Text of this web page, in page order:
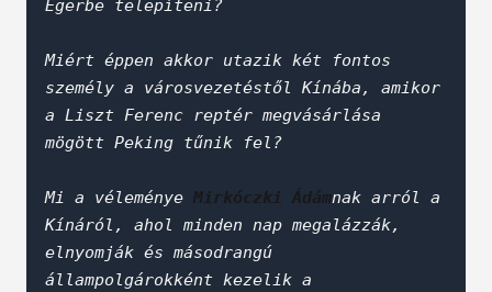
Egerbe telepíteni?
Miért éppen akkor utazik két fontos
személy a városvezetéstől Kínába, amikor
a Liszt Ferenc reptér megvásárlása
mögött Peking tűnik fel?
Mi a véleménye Mirkóczki Ádámnak arról a
Kínáról, ahol minden nap megalázzák,
elnyomják és másodrangú
állampolgárokként kezelik a